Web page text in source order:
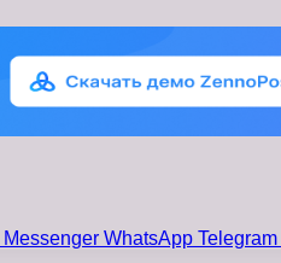
Messenger WhatsApp Telegram